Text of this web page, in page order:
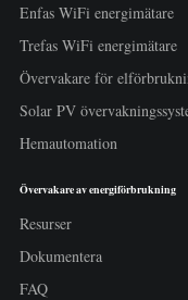
Enfas WiFi energimätare
Trefas WiFi energimätare
Övervakare för
Solar PV
Hemautomation
Övervakare av energiförbrukning
Resurser
Dokumentera
FAQ